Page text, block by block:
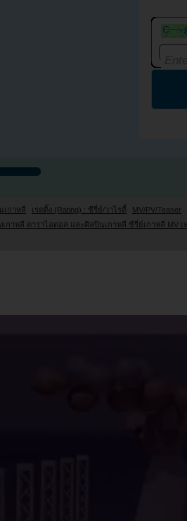
เกาหลี เรตติ้ง (Rating) : ซีรี่ย์/วาไรตี้
MV/PV/Teaser
เกาหลี ดาราไอดอล และศิลปินเกาหลี ซีรี่ย์เกาหลี MV